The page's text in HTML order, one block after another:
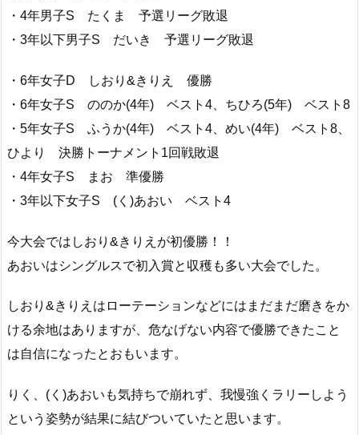
・4年男子S たくま 予選リーグ敗退
・3年以下男子S だいき 予選リーグ敗退
・6年女子D しおり&きりえ 優勝
・6年女子S ののか(4年) ベスト4、ちひろ(5年) ベスト8
・5年女子S ふうか(4年) ベスト4、めい(4年) ベスト8、
ひより 決勝トーナメント1回戦敗退
・4年女子S まお 準優勝
・3年以下女子S (く)あおい ベスト4
今大会ではしおり&きりえが初優勝！！
あおいはシングルスで初入賞と収穫も多い大会でした。
しおり&きりえはローテーションなどにはまだまだ磨きをか
ける余地はあり ますが、 危なげない内容で優勝できたこと
は自信になったとおもいます。
りく、(く)あおいも気持ちで崩れず、 我慢強くラリーしよう
という姿勢が結果に結びついていたと思いま す。